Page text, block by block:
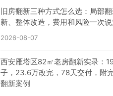
旧房翻新三种方式怎么选：局部
新、整体改造，费用和风险一次
2026-08-07
西安雁塔区82㎡老房翻新实录：
子，23.6万改完，78天交付，附
翻新案例